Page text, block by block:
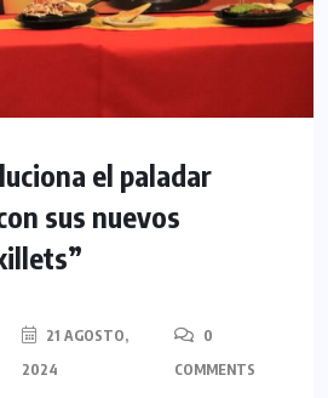
el paladar
sus nuevos
21 AGOSTO,
2024
0
COMMENTS